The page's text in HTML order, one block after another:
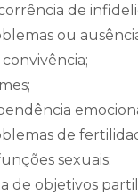
de
ou
convivência;
de
sexuais;
de objetivos